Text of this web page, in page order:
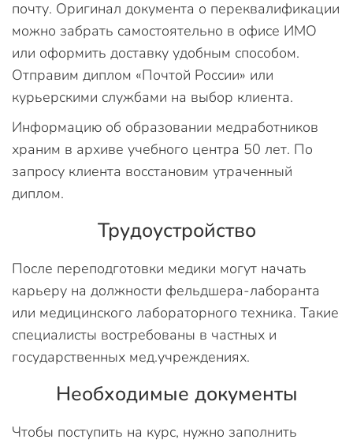
почту. Оригинал документа о переквалификации
можно забрать самостоятельно в офисе ИМО
или оформить доставку удобным способом.
Отправим диплом «Почтой России» или
курьерскими службами на выбор клиента.
Информацию об образовании медработников
храним в архиве учебного центра 50 лет. По
запросу клиента восстановим утраченный
диплом.
Трудоустройство
После переподготовки медики могут начать
карьеру на должности фельдшера-лаборанта
или медицинского лабораторного техника. Такие
специалисты востребованы в частных и
государственных мед.учреждениях.
Необходимые документы
Чтобы поступить на курс, нужно заполнить